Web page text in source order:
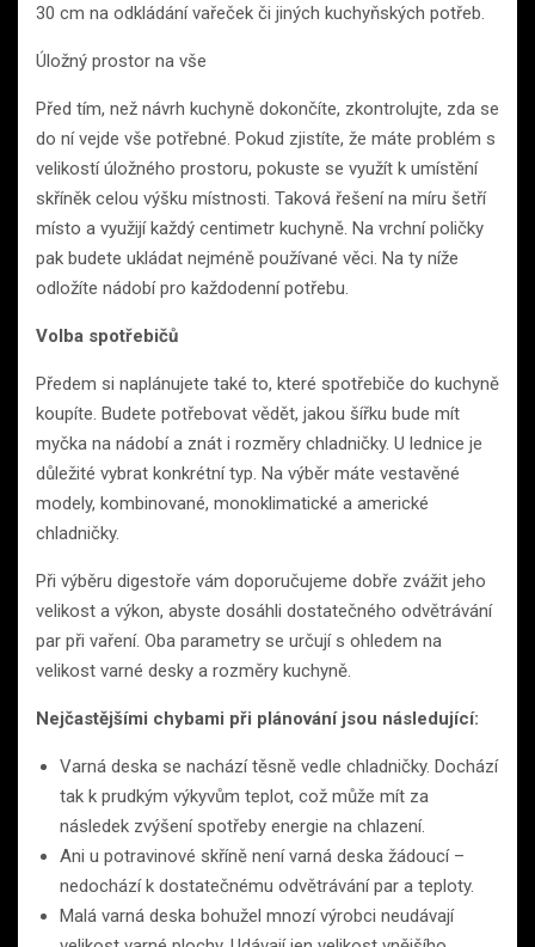
30 cm na odkládání vařeček či jiných kuchyňských potřeb.
Úložný prostor na vše
Před tím, než návrh kuchyně dokončíte, zkontrolujte, zda se
do ní vejde vše potřebné. Pokud zjistíte, že máte problém s
velikostí úložného prostoru, pokuste se využít k umístění
skříněk celou výšku místnosti. Taková řešení na míru šetří
místo a využijí každý centimetr kuchyně. Na vrchní poličky
pak budete ukládat nejméně používané věci. Na ty níže
odložíte nádobí pro každodenní potřebu.
Volba spotřebičů
Předem si naplánujete také to, které spotřebiče do kuchyně
koupíte. Budete potřebovat vědět, jakou šířku bude mít
myčka na nádobí a znát i rozměry chladničky. U lednice je
důležité vybrat konkrétní typ. Na výběr máte vestavěné
modely, kombinované, monoklimatické a americké
chladničky.
Při výběru digestoře vám doporučujeme dobře zvážit jeho
velikost a výkon, abyste dosáhli dostatečného odvětrávání
par při vaření. Oba parametry se určují s ohledem na
velikost varné desky a rozměry kuchyně.
Nejčastějšími chybami při plánování jsou následující:
Varná deska se nachází těsně vedle chladničky. Dochází
tak k prudkým výkyvům teplot, což může mít za
následek zvýšení spotřeby energie na chlazení.
Ani u potravinové skříně není varná deska žádoucí –
nedochází k dostatečnému odvětrávání par a teploty.
Malá varná deska bohužel mnozí výrobci neudávají